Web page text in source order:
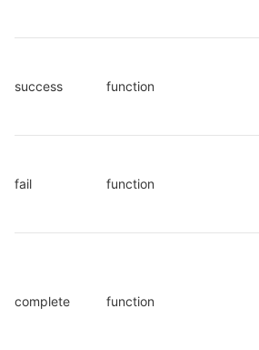
success function
fail function
complete function